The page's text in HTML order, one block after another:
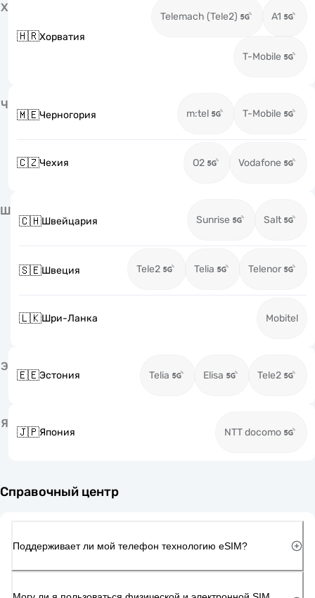
Х
🇭🇷Хорватия
Telemach (Tele2) A1
T-Mobile
Ч
🇲🇪Черногория m:tel T-Mobile
🇨🇿Чехия O2 Vodafone
Ш
🇨🇭Швейцария Sunrise Salt
🇸🇪Швеция Tele2 Telia Telenor
🇱🇰Шри-Ланка Mobitel
Э
🇪🇪Эстония Telia Elisa Tele2
Я
🇯🇵Япония NTT docomo
Справочный центр
Поддерживает ли мой телефон технологию eSIM?